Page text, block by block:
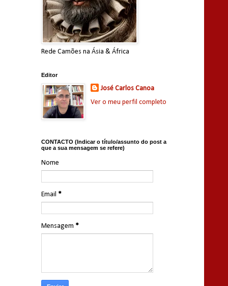
Rede Camões na Ásia & África
Editor
José Carlos Canoa
Ver o meu perfil completo
CONTACTO (Indicar o título/assunto do post a
que a sua mensagem se refere)
Nome
Email *
Mensagem *